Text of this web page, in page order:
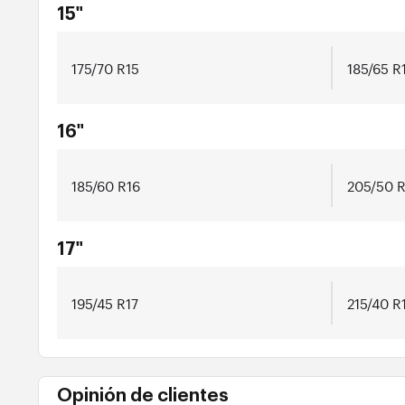
15"
175/70 R15 185/65
16"
185/60 R16 205/50
17"
195/45 R17 215/40
Opinión de clientes